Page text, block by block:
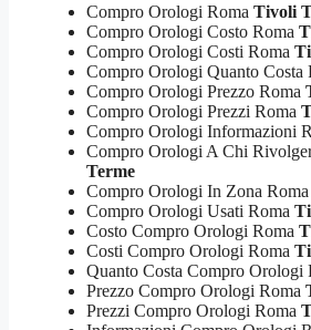
Compro Orologi Roma Tivoli
Compro Orologi Costo Roma
Compro Orologi Costi Roma
Compro Orologi Quanto Costa
Compro Orologi Prezzo Roma
Compro Orologi Prezzi Roma
Compro Orologi Informazioni
Compro Orologi A Chi
Terme
Compro Orologi In Zona Roma
Compro Orologi Usati Roma
Costo Compro Orologi Roma
Costi Compro Orologi Roma
Quanto Costa Compro Orologi
Prezzo Compro Orologi Roma
Prezzi Compro Orologi Roma